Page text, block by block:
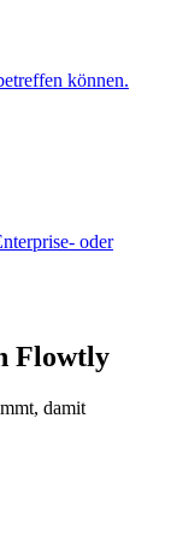
können.
oder
Flowtly
damit